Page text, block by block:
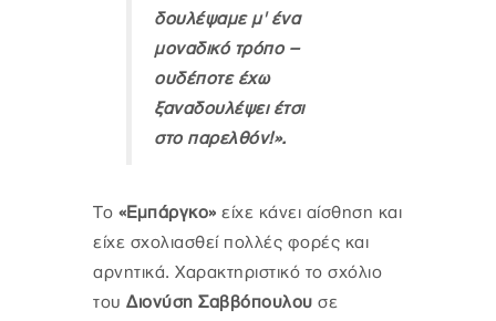
δουλέψαμε μ' ένα
μοναδικό τρόπο –
ουδέποτε έχω
ξαναδουλέψει έτσι
στο παρελθόν!».
Το «Εμπάργκο» είχε κάνει αίσθηση και
είχε σχολιασθεί πολλές φορές και
αρνητικά. Χαρακτηριστικό το σχόλιο
του Διονύση Σαββόπουλου σε